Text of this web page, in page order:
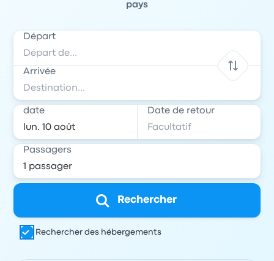
pays
Départ
Arrivée
date Date de retour
Passagers
Rechercher
Rechercher des hébergements